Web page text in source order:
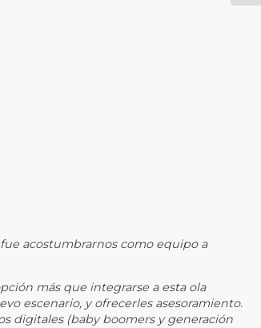
fue acostumbrarnos como equipo a
más que integrarse a esta ola
escenario, y ofrecerles asesoramiento.
digitales (baby boomers y generación